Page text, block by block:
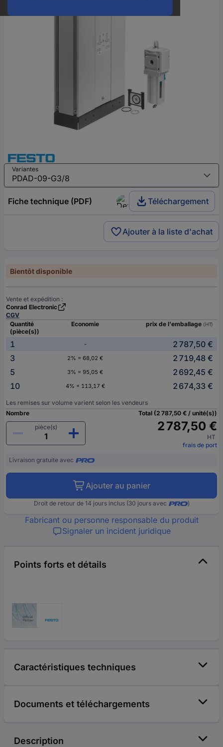
Variantes
Fiche technique (PDF) Téléchargement
Ajouter à la liste d'achat
Bientôt disponible
Vente et expédition :
Conrad Electronic
CGV
Quantité
(pièce(s))
Economie prix de l'emballage (HT)
1 -
2 787,50 €
3
2% = 68,02 €
2 719,48 €
5
3% = 95,05 €
2 692,45 €
10
4% = 113,17 € 2 674,33 €
Les remises sur volume varient selon les vendeurs
Nombre
pièce(s)
Total (2 787,50 € / unité(s))
2 787,50 €
HT
frais de port
Livraison gratuite avec
Ajouter au panier
Droit de retour de 14 jours inclus (30 jours avec )
Fabricant ou personne responsable du produit
Signaler un incident juridique
Points forts et détails
Caractéristiques techniques
Documents et téléchargements
Description